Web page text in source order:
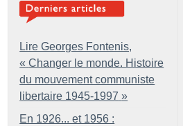
Lire Georges Fontenis,
« Changer le monde. Histoire
du mouvement communiste
libertaire 1945-1997 »
En 1926... et 1956 :